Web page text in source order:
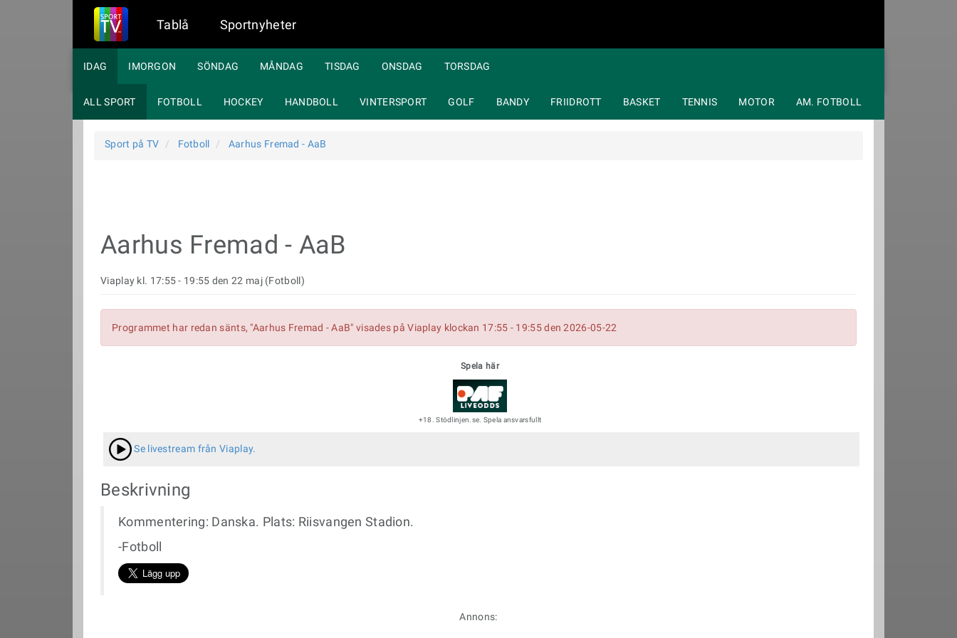
Tablå Sportnyheter
IDAG IMORGON SÖNDAG MÅNDAG TISDAG ONSDAG TORSDAG
ALL SPORT FOTBOLL HOCKEY HANDBOLL VINTERSPORT GOLF BANDY FRIIDROTT BASKET TENNIS MOTOR AM. FOTBOLL
Sport på TV Fotboll Aarhus Fremad - AaB
Aarhus Fremad - AaB
Viaplay kl. 17:55 - 19:55 den 22 maj (Fotboll)
Programmet har redan sänts, "Aarhus Fremad - AaB" visades på Viaplay klockan 17:55 - 19:55 den 2026-05-22
Spela här
+18. Stödlinjen.se. Spela ansvarsfullt
Se livestream från Viaplay.
Beskrivning
Kommentering: Danska. Plats: Riisvangen Stadion.
-Fotboll
Annons: